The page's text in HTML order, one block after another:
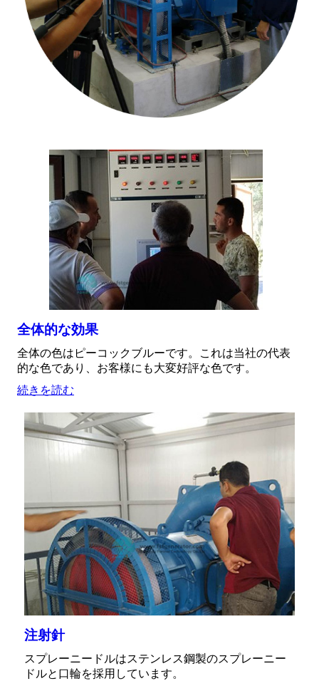
全体的な効果
全体の色はピーコックブルーです。これは当社の代表
的な色であり、お客様にも大変好評な色です。
続きを読む
注射針
スプレーニードルはステンレス鋼製のスプレーニー
ドルと口輪を採用しています。